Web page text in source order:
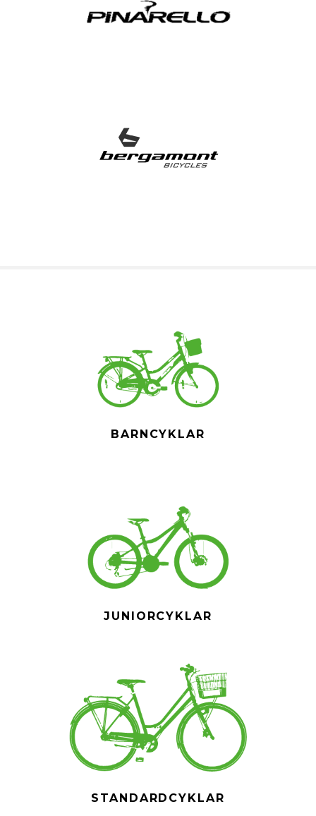
BARNCYKLAR
JUNIORCYKLAR
STANDARDCYKLAR